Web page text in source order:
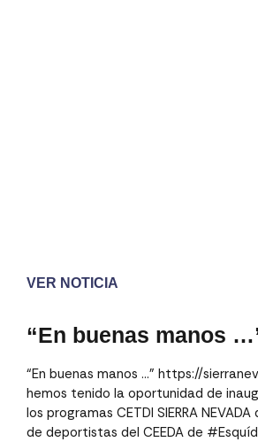
VER NOTICIA
“En buenas manos
“En buenas manos …”⁣ https://
hemos tenido la oportunidad de
los programas CETDI SIERRA
de deportistas del CEEDA de